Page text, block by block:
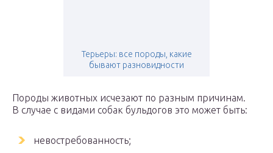
Терьеры: все породы, какие
бывают разновидности
Породы животных исчезают по разным причинам.
В случае с видами собак бульдогов это может быть:
невостребованность;